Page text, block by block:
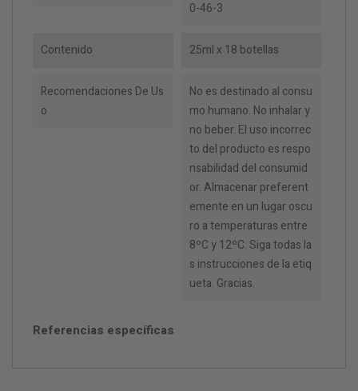
0-46-3
Contenido 25ml x 18 botellas
Recomendaciones De Us
O
No es destinado al consu
mo humano. No inhalar y
no beber. El uso incorrec
to del producto es respo
nsabilidad del consumid
or. Almacenar preferent
emente en un lugar oscu
ro a temperaturas entre
8ºC y 12ºC. Siga todas la
s instrucciones de la etiq
ueta. Gracias.
Referencias específicas